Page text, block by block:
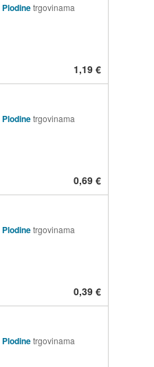
Plodinetrgovinama
1,19 €
Plodinetrgovinama
0,69 €
Plodinetrgovinama
0,39 €
Plodinetrgovinama